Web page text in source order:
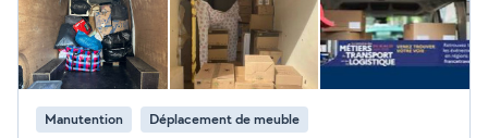
Manutention Déplacement de meuble